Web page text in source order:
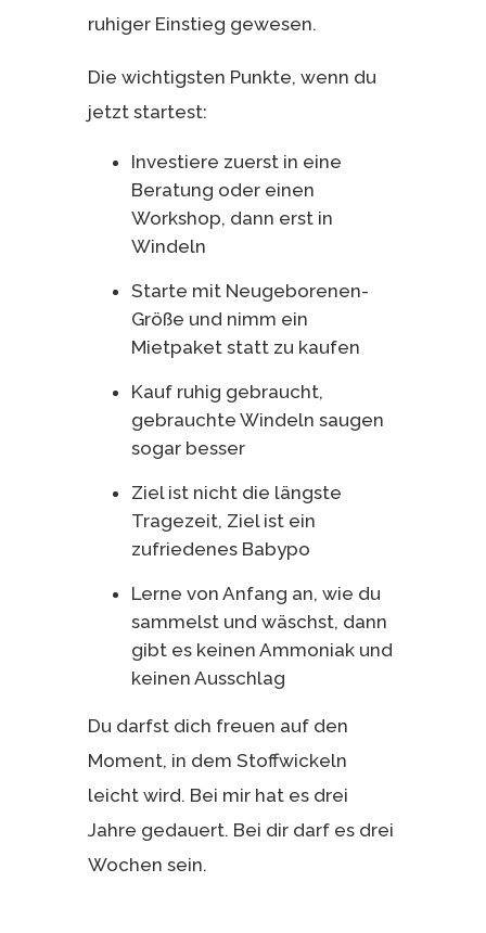
ruhiger Einstieg gewesen.
Die wichtigsten Punkte, wenn du
jetzt startest:
Investiere zuerst in eine
Beratung oder einen
Workshop, dann erst in
Windeln
Starte mit Neugeborenen-
Größe und nimm ein
Mietpaket statt zu kaufen
Kauf ruhig gebraucht,
gebrauchte Windeln saugen
sogar besser
Ziel ist nicht die längste
Tragezeit, Ziel ist ein
zufriedenes Babypo
Lerne von Anfang an, wie du
sammelst und wäschst, dann
gibt es keinen Ammoniak und
keinen Ausschlag
Du darfst dich freuen auf den
Moment, in dem Stoffwickeln
leicht wird. Bei mir hat es drei
Jahre gedauert. Bei dir darf es drei
Wochen sein.